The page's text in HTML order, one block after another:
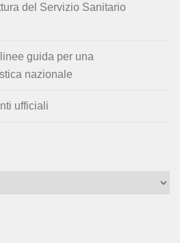
del Servizio Sanitario
guida per una
nazionale
ufficiali